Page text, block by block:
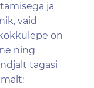
ja
vaid
on
ning
tagasi